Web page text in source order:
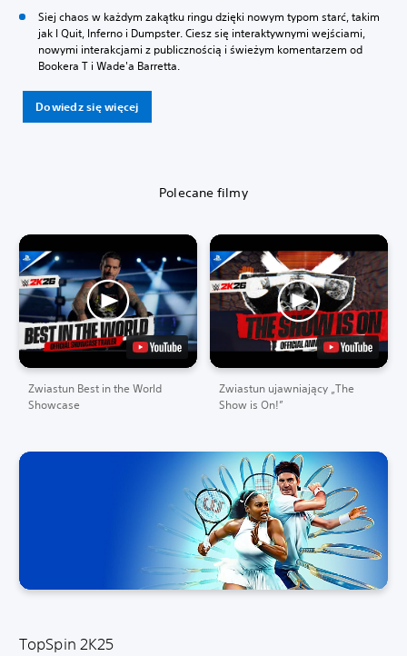
Siej chaos w każdym zakątku ringu dzięki nowym typom starć, takim
jak I Quit, Inferno i Dumpster. Ciesz się interaktywnymi wejściami,
nowymi interakcjami z publicznością i świeżym komentarzem od
Bookera T i Wade'a Barretta.
Dowiedz się więcej
Polecane filmy
Zwiastun Best in the World
Showcase
Zwiastun ujawniający „The
Show is On!”
TopSpin 2K25